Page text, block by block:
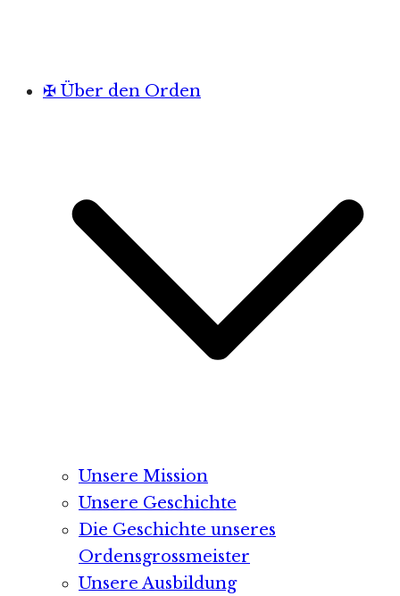
✠ Über den Orden
Unsere Mission
Unsere Geschichte
Die Geschichte unseres
Ordensgrossmeister
Unsere Ausbildung